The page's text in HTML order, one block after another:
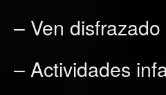
– Ven
– Actividades